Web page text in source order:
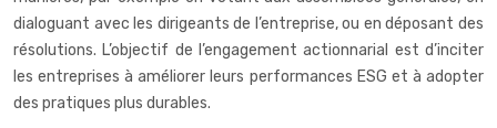
dialoguant avec les dirigeants de l’entreprise, ou en déposant des
résolutions. L’objectif de l’engagement actionnarial est d’inciter
les entreprises à améliorer leurs performances ESG et à adopter
des pratiques plus durables.